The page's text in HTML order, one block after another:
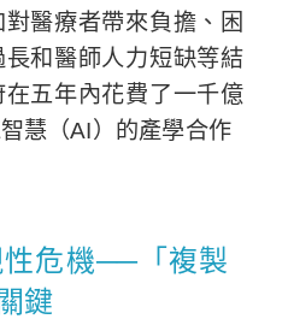
醫療者帶來負擔、困
和醫師人力短缺等結
五年內花費了一千億
慧（AI）的產學合作
危機──「複製
鍵